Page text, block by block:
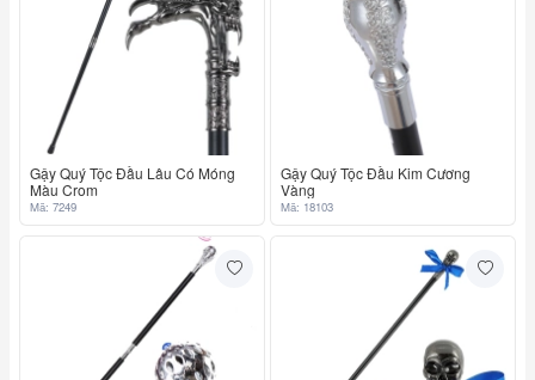
Gậy Quý Tộc Đầu Lâu Có Móng
Màu Crom
Mã: 7249
Gậy Quý Tộc Đầu Kim Cương
Vàng
Mã: 18103